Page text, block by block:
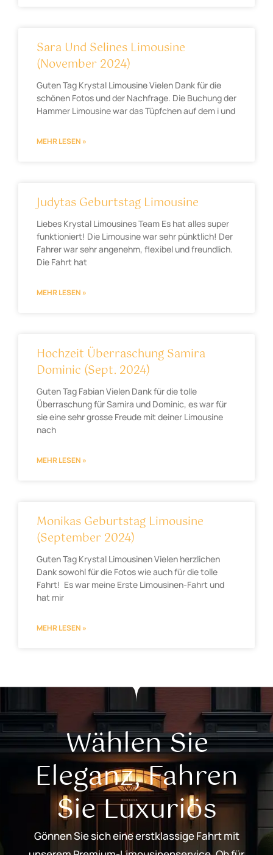
Sara Und Selines Limousine
(November 2024)
Guten Tag Krystal Limousine Vielen Dank für die
schönen Fotos und der Nachfrage. Die Buchung der
Hammer Limousine war das Tüpfchen auf dem i und
MEHR LESEN »
Judytas Geburtstag Limousine
Liebes Krystal Limousines Team Es hat alles super
funktioniert! Die Limousine war sehr pünktlich! Der
Fahrer war sehr angenehm, flexibel und freundlich.
Die Fahrt hat
MEHR LESEN »
Hochzeit Überraschung Samira
Dominic (Sept. 2024)
Guten Tag Fabian Vielen Dank für die tolle
Überraschung für Samira und Dominic, es war für
sie eine sehr grosse Freude mit deiner Limousine
nach
MEHR LESEN »
Monikas Geburtstag Limousine
(September 2024)
Guten Tag Krystal Limousinen Vielen herzlichen
Dank sowohl für die Fotos wie auch für die tolle
Fahrt! Es war meine Erste Limousinen-Fahrt und
hat mir
MEHR LESEN »
Wählen Sie
Eleganz, Fahren
Sie Luxuriös
Gönnen Sie sich eine erstklassige Fahrt mit